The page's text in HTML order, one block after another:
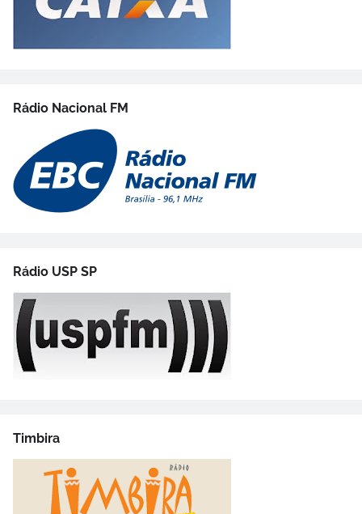
Rádio Nacional FM
Rádio USP SP
Timbira